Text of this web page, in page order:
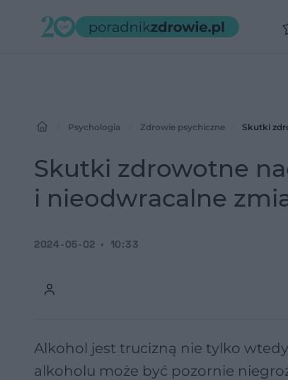
Psychologia Zdrowie psychiczne Skutki
Skutki zdrowotne
i nieodwracalne
2024-05-02 10:33
Alkohol jest trucizną nie tylko
alkoholu może być pozornie